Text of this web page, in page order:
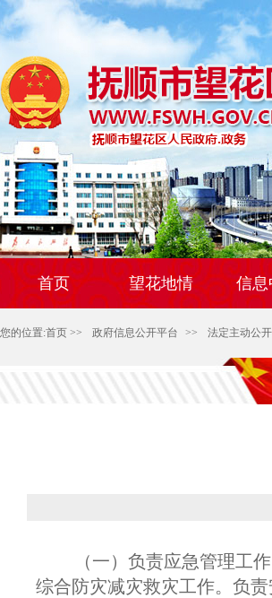
首页 望花地情 信息
您的位置:首页 >> 政府信息公开平台 >> 法定主动公开
（一）负责应急管理工
综合防灾减灾救灾工作。负